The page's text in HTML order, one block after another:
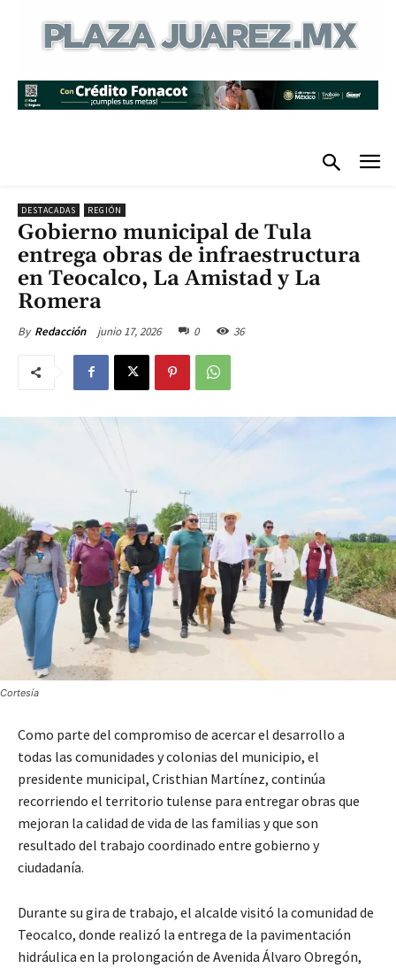
DESTACADAS REGIÓN
Gobierno municipal de Tula
entrega obras de infraestructura
en Teocalco, La Amistad y La
Romera
By Redacción junio 17, 2026 0 36
Cortesía
Como parte del compromiso de acercar el desarrollo a
todas las comunidades y colonias del municipio, el
presidente municipal, Cristhian Martínez, continúa
recorriendo el territorio tulense para entregar obras que
mejoran la calidad de vida de las familias y que son
resultado del trabajo coordinado entre gobierno y
ciudadanía.
Durante su gira de trabajo, el alcalde visitó la comunidad de
Teocalco, donde realizó la entrega de la pavimentación
hidráulica en la prolongación de Avenida Álvaro Obregón,